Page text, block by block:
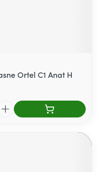
Ortel C1 Anat H